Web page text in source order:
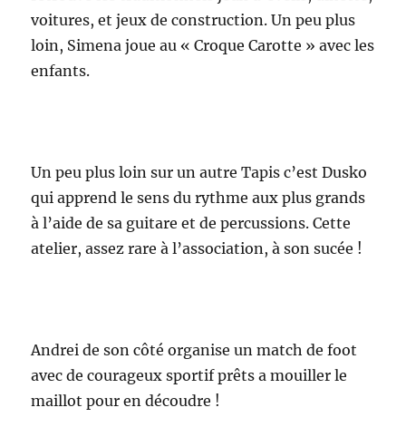
voitures, et jeux de construction. Un peu plus
loin, Simena joue au « Croque Carotte » avec les
enfants.
Un peu plus loin sur un autre Tapis c’est Dusko
qui apprend le sens du rythme aux plus grands
à l’aide de sa guitare et de percussions. Cette
atelier, assez rare à l’association, à son sucée !
Andrei de son côté organise un match de foot
avec de courageux sportif prêts a mouiller le
maillot pour en découdre !